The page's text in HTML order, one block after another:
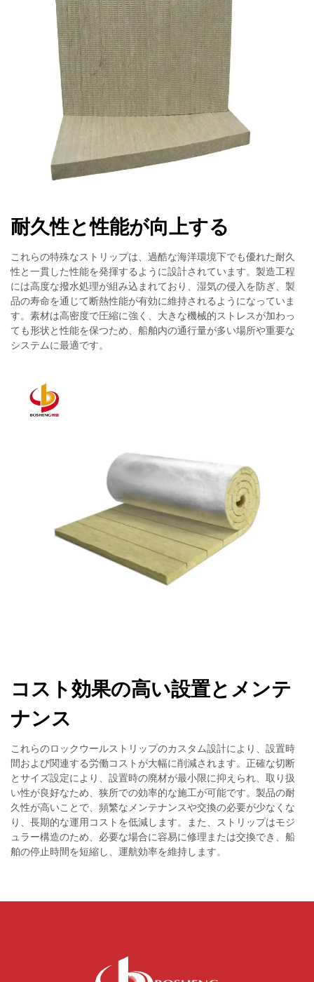
耐久性と性能が向上する
これらの特殊なストリップは、過酷な海洋環境下でも優れた耐久
性と一貫した性能を発揮するように設計されています。製造工程
には高度な撥水処理が組み込まれており、湿気の侵入を防ぎ、製
品の寿命を通じて断熱性能が有効に維持されるようになっていま
す。素材は高密度で圧縮に強く、大きな機械的ストレスが加わっ
ても形状と性能を保つため、船舶内の通行量が多い場所や重要な
システムに最適です。
コスト効果の高い設置とメンテ
ナンス
これらのロックウールストリップのカスタム設計により、設置時
間および関連する労働コストが大幅に削減されます。正確な切断
とサイズ設定により、設置時の廃材が最小限に抑えられ、取り扱
い性が良好なため、狭所での効率的な施工が可能です。製品の耐
久性が高いことで、頻繁なメンテナンスや交換の必要が少なくな
り、長期的な運用コストを低減します。また、ストリップはモジ
ュラー構造のため、必要な場合に容易に修理または交換でき、船
舶の停止時間を短縮し、運航効率を維持します。